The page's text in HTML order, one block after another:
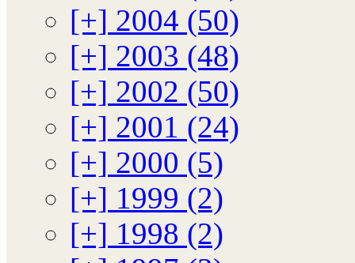
[+] 2004 (50)
[+] 2003 (48)
[+] 2002 (50)
[+] 2001 (24)
[+] 2000 (5)
[+] 1999 (2)
[+] 1998 (2)